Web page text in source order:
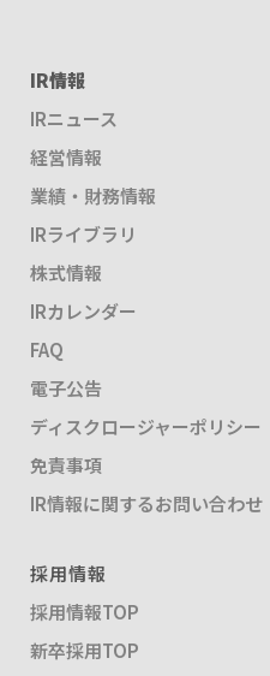
IR情報
IRニュース
経営情報
業績・財務情報
IRライブラリ
株式情報
IRカレンダー
FAQ
電子公告
ディスクロージャーポリシー
免責事項
IR情報に関するお問い合わせ
採用情報
採用情報TOP
新卒採用TOP